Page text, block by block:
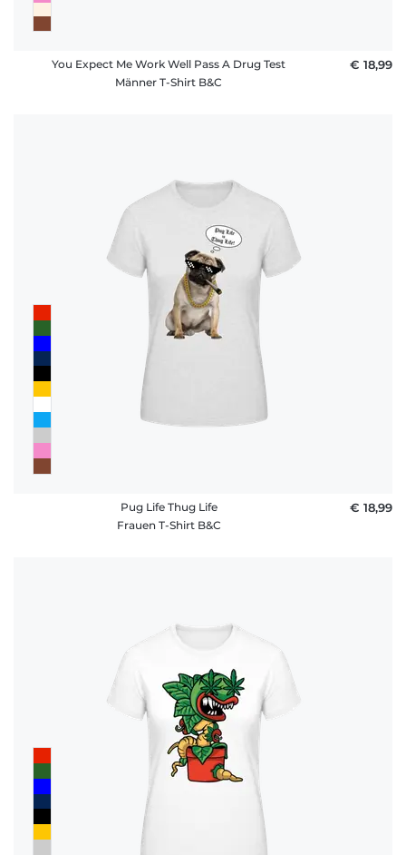
You Expect Me Work Well Pass A Drug Test
Männer T-Shirt B&C
€ 18,99
Pug Life Thug Life
Frauen T-Shirt B&C
€ 18,99